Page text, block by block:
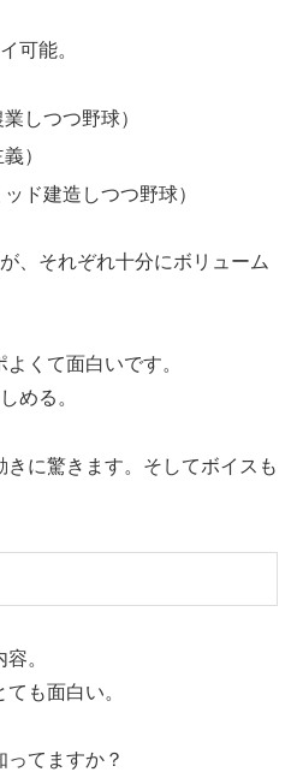
可能。
しつつ野球）
）
ド建造しつつ野球）
、それぞれ十分にボリューム
くて面白いです。
める。
に驚きます。そしてボイスも
。
も面白い。
てますか？